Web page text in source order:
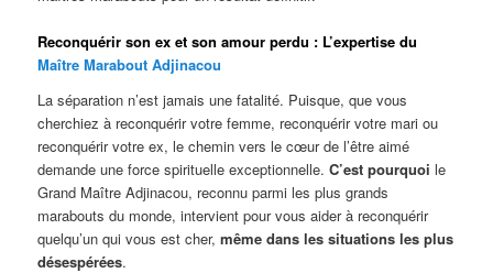
Reconquérir son ex et son amour perdu : L’expertise du
Maître Marabout Adjinacou
La séparation n’est jamais une fatalité. Puisque, que vous
cherchiez à reconquérir votre femme, reconquérir votre mari ou
reconquérir votre ex, le chemin vers le cœur de l’être aimé
demande une force spirituelle exceptionnelle.C’est pourquoi le
Grand Maître Adjinacou, reconnu parmi les plus grands
marabouts du monde, intervient pour vous aider à reconquérir
quelqu’un qui vous est cher,même dans les situations les plus
désespérées.